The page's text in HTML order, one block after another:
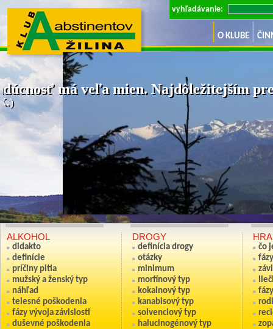
vyhľadávanie:
má veľa mien. Najdôležitejším
Ak nie si
(Anton
O KLUBE
ALKOHOL
didakto
definície
príčiny pitia
mužský a ženský typ
náhľad
telesné poškodenia
fázy vývoja závislosti
duševné poškodenia
DROGY
definícia drogy
otázky
minimum
morfínový typ
kokainový typ
kanabisový typ
solvenciový typ
halucinogénový typ
HRA
čo